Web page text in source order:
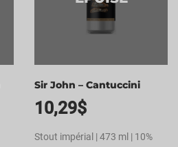
Sir John – Cantuccini
10,29$
Stout impérial | 473 ml | 10%